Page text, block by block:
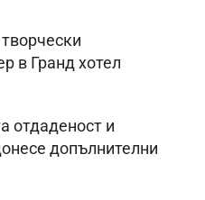
в Гранд хотел
отдаденост и
допълнителни